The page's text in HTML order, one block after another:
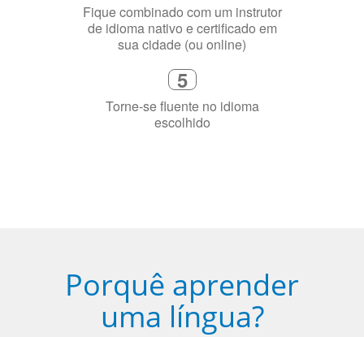
Fique combinado com um instrutor
de idioma nativo e certificado em
sua cidade (ou online)
5
Torne-se fluente no idioma
escolhido
Porquê aprender
uma língua?